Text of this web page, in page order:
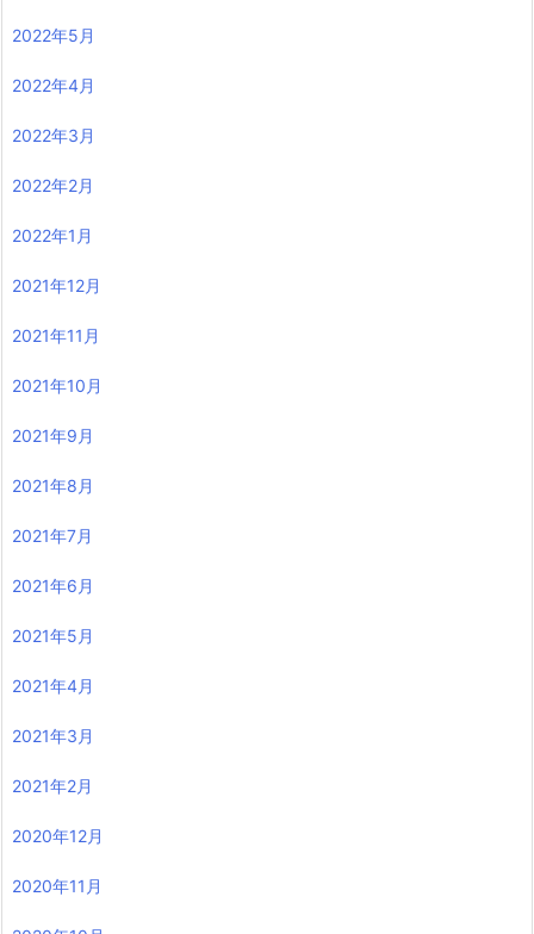
2022年5月
2022年4月
2022年3月
2022年2月
2022年1月
2021年12月
2021年11月
2021年10月
2021年9月
2021年8月
2021年7月
2021年6月
2021年5月
2021年4月
2021年3月
2021年2月
2020年12月
2020年11月